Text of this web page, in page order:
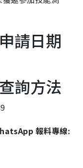
請日期
詢方法
報料專線: